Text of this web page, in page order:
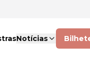
Notícias